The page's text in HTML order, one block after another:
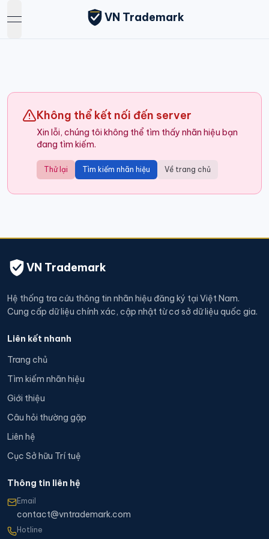
open navigation menu
VN Trademark
Không thể kết nối đến server
Xin lỗi, chúng tôi không thể tìm thấy nhãn hiệu bạn
đang tìm kiếm.
Thử lại Tìm kiếm nhãn hiệu Về trang chủ
VN Trademark
Hệ thống tra cứu thông tin nhãn hiệu đăng ký tại Việt Nam.
Cung cấp dữ liệu chính xác, cập nhật từ cơ sở dữ liệu quốc gia.
Liên kết nhanh
Trang chủ
Tìm kiếm nhãn hiệu
Giới thiệu
Câu hỏi thường gặp
Liên hệ
Cục Sở hữu Trí tuệ
Thông tin liên hệ
Email
contact@vntrademark.com
Hotline